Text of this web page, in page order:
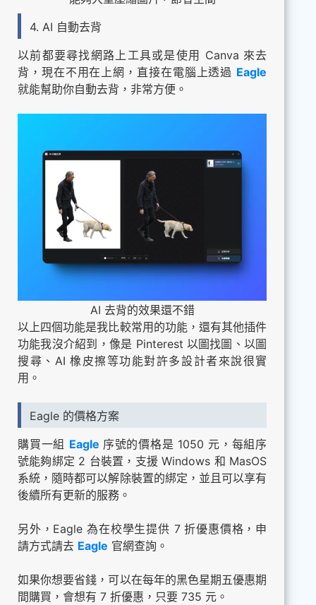
4. AI 自動去背
以前都要尋找網路上工具或是使用 Canva 來去
背，現在不用在上網，直接在電腦上透過 Eagle
就能幫助你自動去背，非常方便。
AI 去背的效果還不錯
以上四個功能是我比較常用的功能，還有其他插件
功能我沒介紹到，像是 Pinterest 以圖找圖、以圖
搜尋、AI 橡皮擦等功能對許多設計者來說很實
用。
Eagle 的價格方案
購買一組 Eagle 序號的價格是 1050 元，每組序
號能夠綁定 2 台裝置，支援 Windows 和 MasOS
系統，隨時都可以解除裝置的綁定，並且可以享有
後續所有更新的服務。
另外，Eagle 為在校學生提供 7 折優惠價格，申
請方式請去 Eagle 官網查詢。
如果你想要省錢，可以在每年的黑色星期五優惠期
間購買，會想有 7 折優惠，只要 735 元。